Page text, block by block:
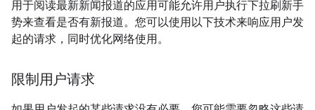
用于阅读最新新闻报道的应用可能允许用户执行下拉刷新手
势来查看是否有新报道。您可以使用以下技术来响应用户发
起的请求，同时优化网络使用。
限制用户请求